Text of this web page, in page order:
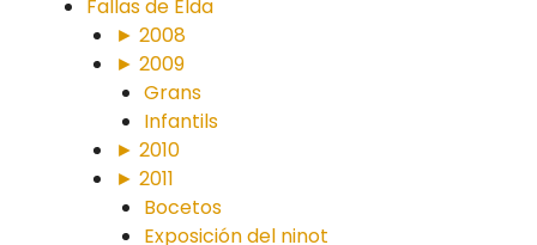
Fallas de Elda
► 2008
► 2009
Grans
Infantils
► 2010
► 2011
Bocetos
Exposición del ninot